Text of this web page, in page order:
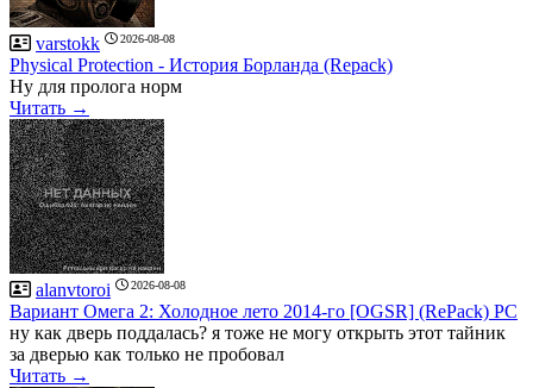
varstokk 2026-08-08
Рhysical Рrotection - История Борланда (Repack)
Ну для пролога норм
Читать →
alanvtoroi 2026-08-08
Вариант Омега 2: Холодное лето 2014-го [OGSR] (RePack) PC
ну как дверь поддалась? я тоже не могу открыть этот тайник
за дверью как только не пробовал
Читать →